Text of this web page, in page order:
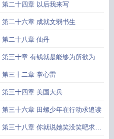
第二十四章 以后我来写
第二十六章 成就文弱书生
第二十八章 仙丹
第三十章 有钱就是能够为所欲为
第三十二章 掌心雷
第三十四章 美国大兵
第三十六章 田螺少年在行动求追读
第三十八章 你就说她笑没笑吧求追